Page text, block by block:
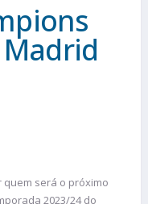
Madrid
será o próximo
2023/24 do